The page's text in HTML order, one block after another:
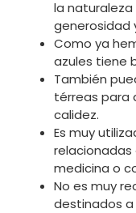
la
generosidad
Como ya
azules tiene
También
térreas para
calidez.
Es muy
medicina o
No es muy
destinados a